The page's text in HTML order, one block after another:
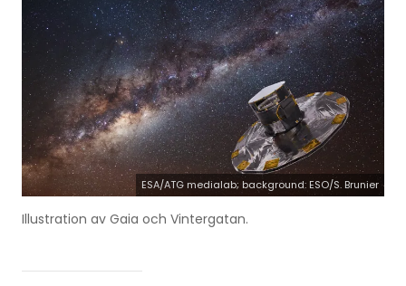
ESA/ATG medialab; background: ESO/S. Brunier
Illustration av Gaia och Vintergatan.